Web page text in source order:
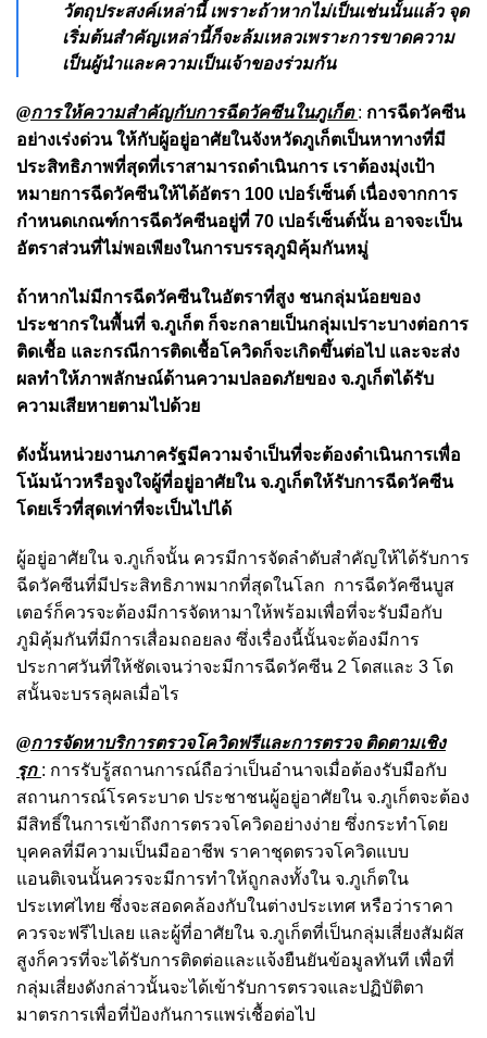
วัตถุประสงค์เหล่านี้ เพราะถ้าหากไม่เป็นเช่นนั้นแล้ว จุด
เริ่มต้นสำคัญเหล่านี้ก็จะล้มเหลวเพราะการขาดความ
เป็นผู้นำและความเป็นเจ้าของร่วมกัน
@การให้ความสำคัญกับการฉีดวัคซีนในภูเก็ต: การฉีดวัคซีน
อย่างเร่งด่วน ให้กับผู้อยู่อาศัยในจังหวัดภูเก็ตเป็นหาทางที่มี
ประสิทธิภาพที่สุดที่เราสามารถดำเนินการ เราต้องมุ่งเป้า
หมายการฉีดวัคซีนให้ได้อัตรา 100 เปอร์เซ็นต์ เนื่องจากการ
กำหนดเกณฑ์การฉีดวัคซีนอยู่ที่ 70 เปอร์เซ็นต์นั้น อาจจะเป็น
อัตราส่วนที่ไม่พอเพียงในการบรรลุภูมิคุ้มกันหมู่
ถ้าหากไม่มีการฉีดวัคซีนในอัตราที่สูง ชนกลุ่มน้อยของ
ประชากรในพื้นที่ จ.ภูเก็ต ก็จะกลายเป็นกลุ่มเปราะบางต่อการ
ติดเชื้อ และกรณีการติดเชื้อโควิดก็จะเกิดขึ้นต่อไป และจะส่ง
ผลทำให้ภาพลักษณ์ด้านความปลอดภัยของ จ.ภูเก็ตได้รับ
ความเสียหายตามไปด้วย
ดังนั้นหน่วยงานภาครัฐมีความจำเป็นที่จะต้องดำเนินการเพื่อ
โน้มน้าวหรือจูงใจผู้ที่อยู่อาศัยใน จ.ภูเก็ตให้รับการฉีดวัคซีน
โดยเร็วที่สุดเท่าที่จะเป็นไปได้
ผู้อยู่อาศัยใน จ.ภูเก็จนั้น ควรมีการจัดลำดับสำคัญให้ได้รับการ
ฉีดวัคซีนที่มีประสิทธิภาพมากที่สุดในโลก การฉีดวัคซีนบูส
เตอร์ก็ควรจะต้องมีการจัดหามาให้พร้อมเพื่อที่จะรับมือกับ
ภูมิคุ้มกันที่มีการเสื่อมถอยลง ซึ่งเรื่องนี้นั้นจะต้องมีการ
ประกาศวันที่ให้ชัดเจนว่าจะมีการฉีดวัคซีน 2 โดสและ 3 โด
สนั้นจะบรรลุผลเมื่อไร
@การจัดหาบริการตรวจโควิดฟรีและการตรวจ ติดตามเชิง
รุก : การรับรู้สถานการณ์ถือว่าเป็นอำนาจเมื่อต้องรับมือกับ
สถานการณ์โรคระบาด ประชาชนผู้อยู่อาศัยใน จ.ภูเก็ตจะต้อง
มีสิทธิ์ในการเข้าถึงการตรวจโควิดอย่างง่าย ซึ่งกระทำโดย
บุคคลที่มีความเป็นมืออาชีพ ราคาชุดตรวจโควิดแบบ
แอนติเจนนั้นควรจะมีการทำให้ถูกลงทั้งใน จ.ภูเก็ตใน
ประเทศไทย ซึ่งจะสอดคล้องกับในต่างประเทศ หรือว่าราคา
ควรจะฟรีไปเลย และผู้ที่อาศัยใน จ.ภูเก็ตที่เป็นกลุ่มเสี่ยงสัมผัส
สูงก็ควรที่จะได้รับการติดต่อและแจ้งยืนยันข้อมูลทันที เพื่อที่
กลุ่มเสี่ยงดังกล่าวนั้นจะได้เข้ารับการตรวจและปฏิบัติตา
มาตรการเพื่อที่ป้องกันการแพร่เชื้อต่อไป